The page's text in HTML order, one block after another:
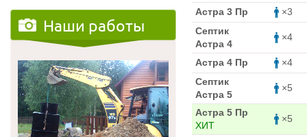
Астра 3 Пр
×3
Септик
Астра 4
×4
Астра 4 Пр
×4
Септик
Астра 5
×5
Астра 5 Пр
ХИТ
×5
Наши работы